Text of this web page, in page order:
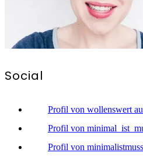
Social
Profil von wollenswert
Profil von
Profil von